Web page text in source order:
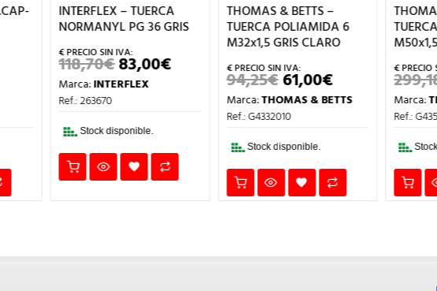
INTERFLEX – TUERCA
NORMANYL PG 36 GRIS
€EL
PRECIO
ORIGINAL
ERA:
83,00€EL
PRECIO
ACTUAL
INTERFLEX
Ref.: 263670
Stock disponible.
THOMAS & BETTS –
TUERCA POLIAMIDA 6
M32x1,5 GRIS CLARO
€EL
PRECIO
ORIGINAL
ERA:
61,00€EL
PRECIO
ACTUAL
ES:
THOMAS & BETTS
Ref.: G4332010
Stock disponible.
THOMAS &
TUERCA
M50x1,5 GRIS
€EL
Marca:
THOMAS
Ref.: G4350010
Stock disponible.